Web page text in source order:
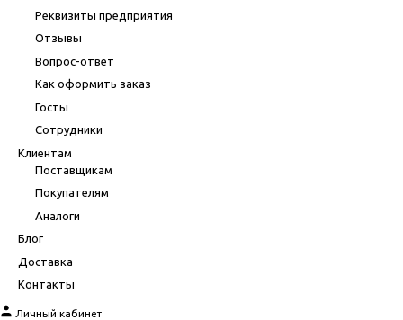
Реквизиты предприятия
Отзывы
Вопрос-ответ
Как оформить заказ
Госты
Сотрудники
Клиентам
Поставщикам
Покупателям
Аналоги
Блог
Доставка
Контакты
Личный кабинет